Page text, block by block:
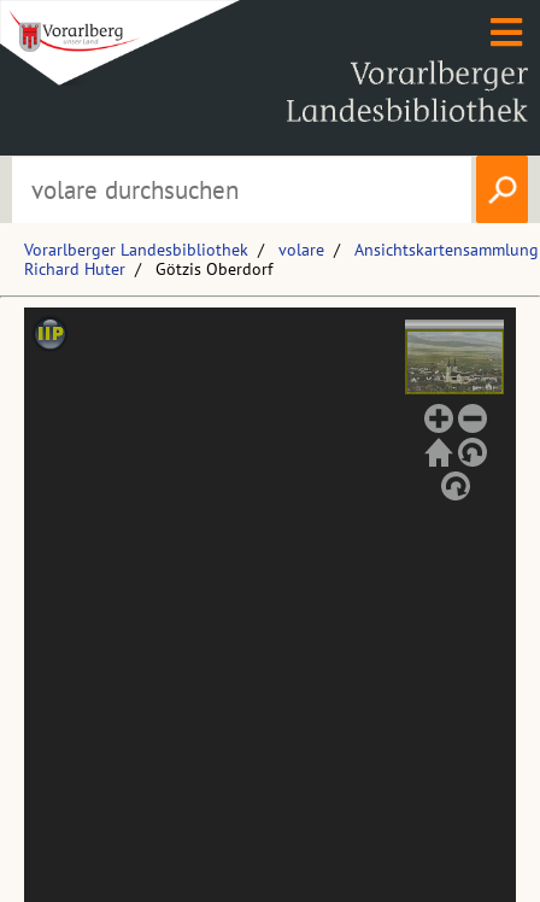
Vorarlberger Landesbibliothek volare
Ansichtskartensammlung
Richard Huter
Götzis Oberdorf